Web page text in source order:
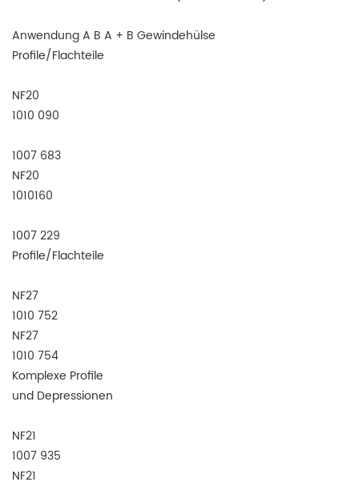
Anwendung A B A + B Gewindehülse
Profile/Flachteile
NF20
1010 090
1007 683
NF20
1010160
1007 229
Profile/Flachteile
NF27
1010 752
NF27
1010 754
Komplexe Profile
und Depressionen
NF21
1007 935
NF21